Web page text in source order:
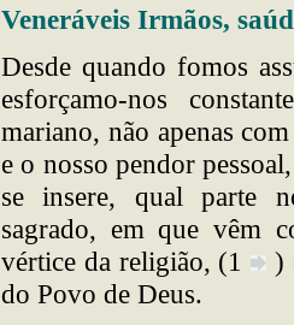
Veneráveis Irmãos,
Desde quando fomos
esforçamo-nos
mariano, não apenas
e o nosso pendor
se insere, qual parte
sagrado, em que vêm
vértice da religião, (1
)
do Povo de Deus.